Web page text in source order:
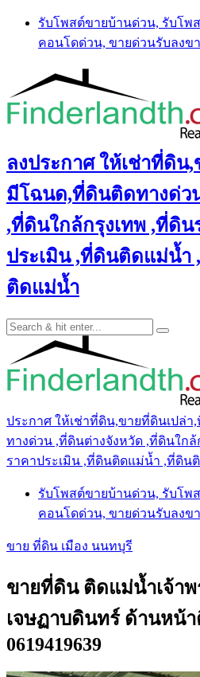
Skip
content
รับโพสต์ขายบ้านด่วน, รับโพ
คอนโดด่วน, ขายด่วนรับลงข
ลงประกาศ ให้เช่าที่ดิน
มีโฉนด,ที่ดินติดทางด่ว
,ที่ดินใกล้กรุงเทพ ,ที่ดิน
ประเมิน ,ที่ดินติดแม่น้ำ
ติดแม่น้ำ
ประกาศ ให้เช่าที่ดิน,ขายที่ดินเปล่
ทางด่วน ,ที่ดินต่างจังหวัด ,ที่ดินใก
ราคาประเมิน ,ที่ดินติดแม่น้ำ ,ที่ดิน
รับโพสต์ขายบ้านด่วน, รับโพ
คอนโดด่วน, ขายด่วนรับลงข
ขาย ที่ดิน เมือง นนทบุรี
ขายที่ดิน ติดแม่น้ำเจ้า
เจษฏาบดินทร์ ด้านหน้
0619419639